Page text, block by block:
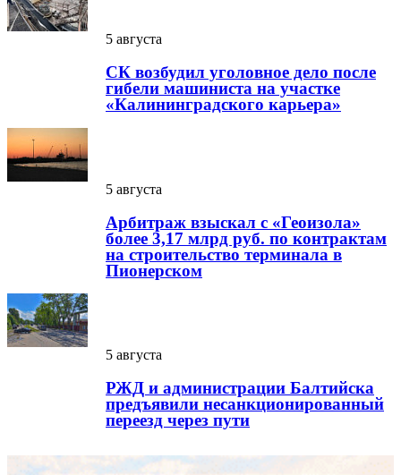
5 августа
СК возбудил уголовное дело после
гибели машиниста на участке
«Калининградского карьера»
5 августа
Арбитраж взыскал с «Геоизола»
более 3,17 млрд руб. по контрактам
на строительство терминала в
Пионерском
5 августа
РЖД и администрации Балтийска
предъявили несанкционированный
переезд через пути